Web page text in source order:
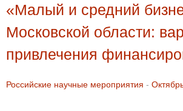
«Малый и средний
Московской области:
привлечения
Российские научные мероприятия -